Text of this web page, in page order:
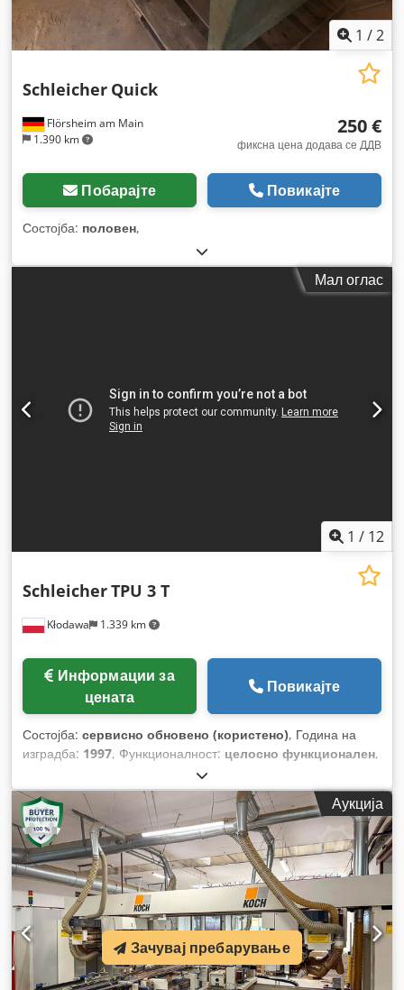
1 /2
Flörsheim am Main
1.390 km
Schleicher Quick
250 €
фиксна цена додава се ДДВ
Побарајте Повикајте
Состојба: половен,
Мал оглас
1 / 12
Kłodawa 1.339 km
SchleicherTPU 3 T
цената
Повикајте
Состојба: сервисно обновено (користено), Година на
изградба: 1997, Функционалност: целосно функционален,
Аукција
Зачувај пребарување